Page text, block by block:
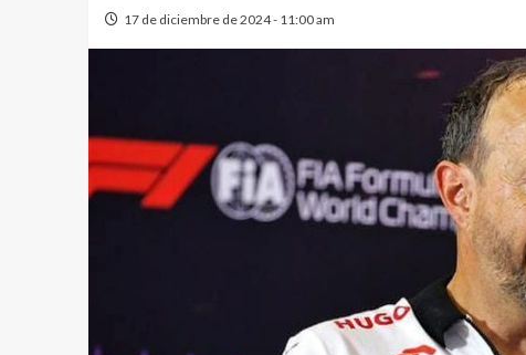
17 de diciembre de 2024 - 11:00 am